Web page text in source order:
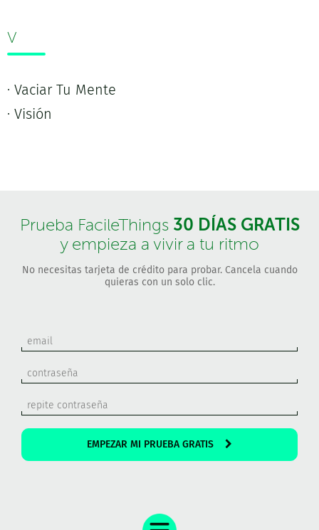
V
· Vaciar Tu Mente
· Visión
Prueba FacileThings 30 DÍAS GRATIS
y empieza a vivir a tu ritmo
No necesitas tarjeta de crédito para probar. Cancela cuando
quieras con un solo clic.